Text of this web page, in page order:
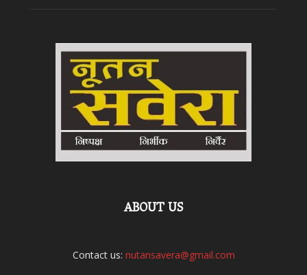
ABOUT US
Contact us: nutansavera@gmail.com